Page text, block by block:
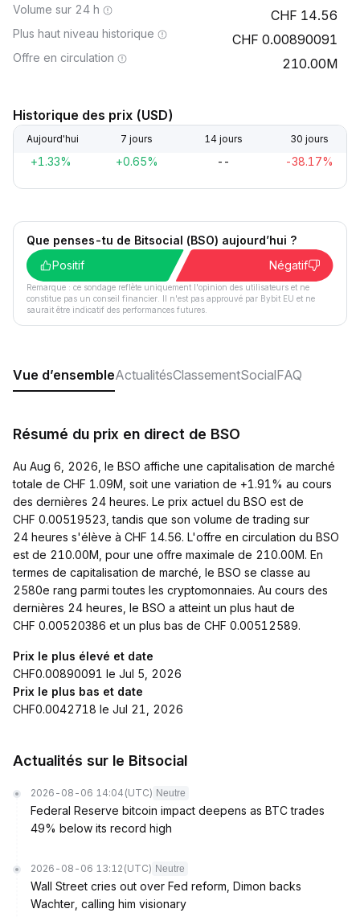
Volume sur 24 h 14.56
Plus haut niveau historique 0.00890091
Offre en circulation 210.00M
Historique des prix (USD)
Aujourd'hui 7 jours 14 jours 30 jours
+1.33% +0.65% -- -38.17%
Que penses-tu de Bitsocial (BSO) aujourd’hui ?
Positif
Négatif
Remarque : ce sondage reflète uniquement l'opinion des utilisateurs et ne
constitue pas un conseil financier. Il n'est pas approuvé par Bybit EU et ne
saurait être indicatif des performances futures.
Vue d’ensembleActualitésClassementSocialFAQ
Résumé du prix en direct de BSO
Au Aug 6, 2026, le BSO affiche une capitalisation de marché
totale de CHF 1.09M, soit une variation de +1.91% au cours
des dernières 24 heures. Le prix actuel du BSO est de
CHF 0.00519523, tandis que son volume de trading sur
24 heures s'élève à CHF 14.56. L'offre en circulation du BSO
est de 210.00M, pour une offre maximale de 210.00M. En
termes de capitalisation de marché, le BSO se classe au
2580e rang parmi toutes les cryptomonnaies. Au cours des
dernières 24 heures, le BSO a atteint un plus haut de
CHF 0.00520386 et un plus bas de CHF 0.00512589.
Prix le plus élevé et date
CHF0.00890091 le Jul 5, 2026
Prix le plus bas et date
CHF0.0042718 le Jul 21, 2026
Actualités sur le Bitsocial
2026-08-06 14:04 (UTC) Neutre
Federal Reserve bitcoin impact deepens as BTC trades
49% below its record high
2026-08-06 13:12 (UTC) Neutre
Wall Street cries out over Fed reform, Dimon backs
Wachter, calling him visionary